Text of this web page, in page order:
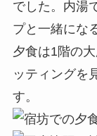
でした。内湯
プと一緒にな
夕食は1階の
ッティングを
す。